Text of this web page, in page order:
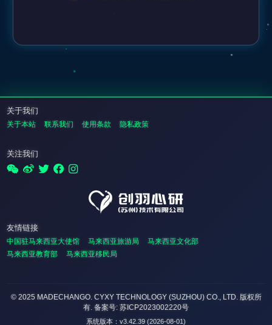
关于我们
关于本站 联系我们 使用条款 隐私政策
关注我们
友情链接
中国驻马来西亚大使馆 马来西亚旅游局
马来西亚文化部
马来西亚教育部
马来西亚移民局
© 2025 MADECHANGO. CYXY TECHNOLOGY (SUZHOU) CO., LTD. 版权所
有. 备案号: 苏ICP2023002220号
系统版本：v3.42.39 (2026-08-01)